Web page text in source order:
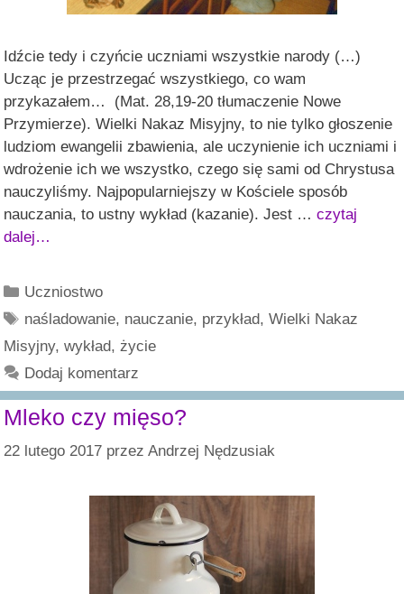
Idźcie tedy i czyńcie uczniami wszystkie narody (…)
Ucząc je przestrzegać wszystkiego, co wam
przykazałem… (Mat. 28,19-20 tłumaczenie Nowe
Przymierze). Wielki Nakaz Misyjny, to nie tylko głoszenie
ludziom ewangelii zbawienia, ale uczynienie ich uczniami i
wdrożenie ich we wszystko, czego się sami od Chrystusa
nauczyliśmy. Najpopularniejszy w Kościele sposób
nauczania, to ustny wykład (kazanie). Jest … czytaj
dalej…
Kategorie
Uczniostwo
Tagi
naśladowanie, nauczanie, przykład,Wielki Nakaz
Misyjny, wykład, życie
Dodaj komentarz
Mleko czy mięso?
22 lutego 2017 przez Andrzej Nędzusiak